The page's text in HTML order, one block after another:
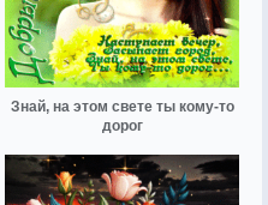
Знай, на этом свете ты кому-то
дорог